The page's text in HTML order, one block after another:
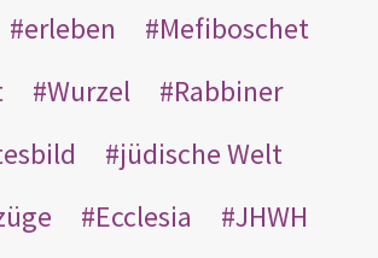
erleben
Mefiboschet
Wurzel
Rabbiner
jüdische Welt
Ecclesia
JHWH